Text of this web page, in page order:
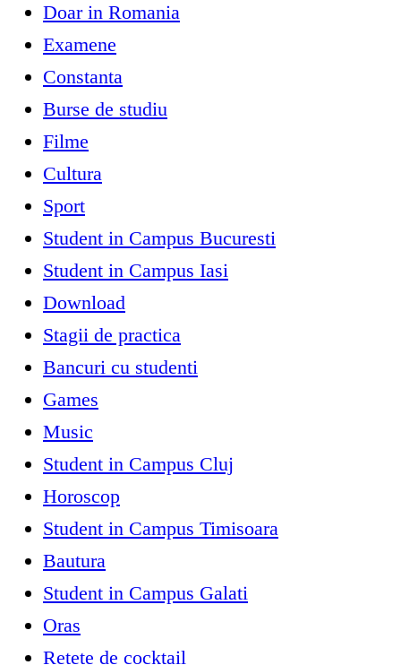
Doar in Romania
Examene
Constanta
Burse de studiu
Filme
Cultura
Sport
Student in Campus Bucuresti
Student in Campus Iasi
Download
Stagii de practica
Bancuri cu studenti
Games
Music
Student in Campus Cluj
Horoscop
Student in Campus Timisoara
Bautura
Student in Campus Galati
Oras
Retete de cocktail